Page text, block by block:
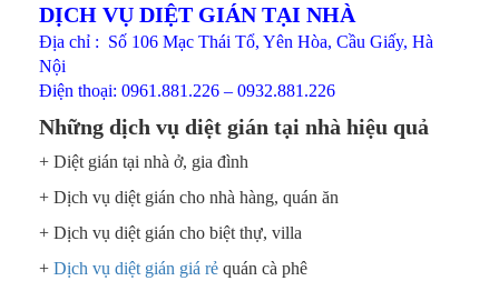
DỊCH VỤ DIỆT GIÁN TẠI NHÀ
Địa chỉ : Số 106 Mạc Thái Tổ, Yên Hòa, Cầu Giấy, Hà
Nội
Điện thoại: 0961.881.226 – 0932.881.226
Những dịch vụ diệt gián tại nhà hiệu quả
+ Diệt gián tại nhà ở, gia đình
+ Dịch vụ diệt gián cho nhà hàng, quán ăn
+ Dịch vụ diệt gián cho biệt thự, villa
+ Dịch vụ diệt gián giá rẻ quán cà phê